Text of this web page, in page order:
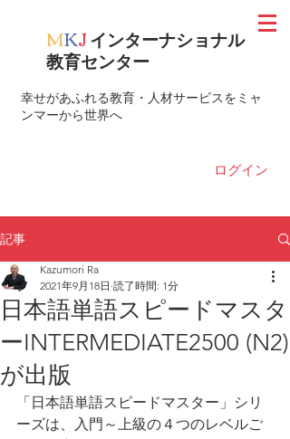
MKJインターナショナル
教育センター
​幸せがあふれる教育・人材サービスをミャ
ンマーから世界へ
ログイン
記事
日本語単語スピードマスタ
ーINTERMEDIATE2500 (N2)
が出版
Kazumori Ra
2021年9月18日 読了時間: 1分
「日本語単語スピードマスター」シリ
ーズは、入門～上級の４つのレベルご